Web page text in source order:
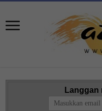
Langgan